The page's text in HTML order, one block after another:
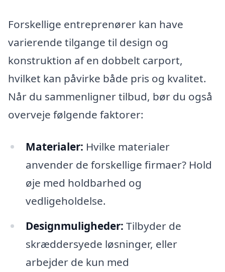
Forskellige entreprenører kan have
varierende tilgange til design og
konstruktion af en dobbelt carport,
hvilket kan påvirke både pris og kvalitet.
Når du sammenligner tilbud, bør du også
overveje følgende faktorer:
Materialer: Hvilke materialer
anvender de forskellige firmaer? Hold
øje med holdbarhed og
vedligeholdelse.
Designmuligheder: Tilbyder de
skræddersyede løsninger, eller
arbejder de kun med